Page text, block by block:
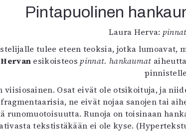
Tanssi
Tanssi
Sarjakuva
Pääkirjoitus
Paperilehdestä
Näyttelyt
Musiikki
Levyt
Kuvataide
Pintapuolinen
Laura Herva:
tulee eteen teoksia, jotka
esikoisteos pinnat. hankaumat
viisiosainen. Osat eivät ole otsikoituja, ja
ne eivät nojaa sanojen tai
runomuotoisuutta. Runoja on toisinaan
tekstistäkään ei ole kyse.